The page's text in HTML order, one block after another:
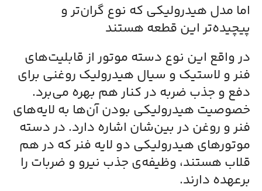
اما مدل هیدرولیکی که نوع گران‌تر و
پیچیده‌تر این قطعه هستند
در واقع این نوع دسته موتور‌ از قابلیت‌های
فنر و لاستیک و سیال هیدرولیک روغنی برای
دفع و جذب ضربه در کنار هم بهره می‌برد.
خصوصیت هیدرولیکی بودن آن‌ها به لایه‌های
فنر و روغن در بین‌شان اشاره دارد. در دسته
موتورهای هیدرولیکی دو لایه فنر که در هم
قلاب هستند، وظیفه‌ی جذب نیرو و ضربات را
برعهده دارند.